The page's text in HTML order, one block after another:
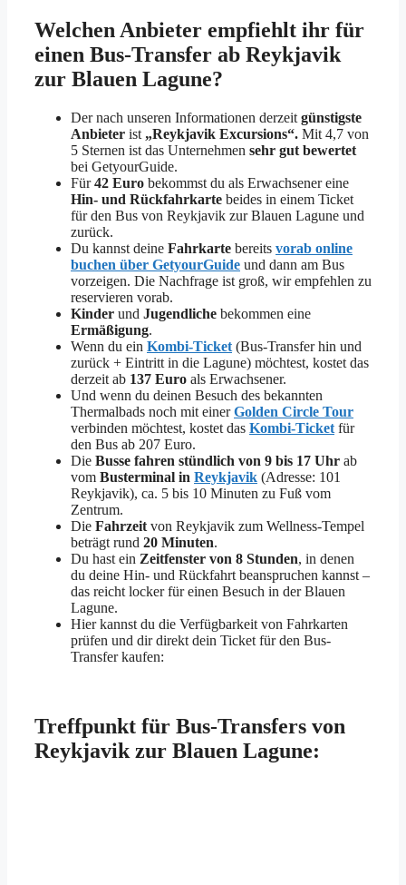
Welchen Anbieter empfiehlt ihr für
einen Bus-Transfer ab Reykjavik
zur Blauen Lagune?
Der nach unseren Informationen derzeit günstigste
Anbieter ist „Reykjavik Excursions“. Mit 4,7 von
5 Sternen ist das Unternehmen sehr gut bewertet
bei GetyourGuide.
Für42 Euro bekommst du als Erwachsener eine
Hin- und Rückfahrkarte beides in einem Ticket
für den Bus von Reykjavik zur Blauen Lagune und
zurück.
Du kannst deine Fahrkarte bereits vorab online
buchen über GetyourGuide und dann am Bus
vorzeigen. Die Nachfrage ist groß, wir empfehlen zu
reservieren vorab.
Kinder und Jugendliche bekommen eine
Ermäßigung.
Wenn du ein Kombi-Ticket (Bus-Transfer hin und
zurück + Eintritt in die Lagune) möchtest, kostet das
derzeit ab 137 Euro als Erwachsener.
Und wenn du deinen Besuch des bekannten
Thermalbads noch mit einerGolden Circle Tour
verbinden möchtest, kostet das Kombi-Ticket für
den Bus ab 207 Euro.
Die Busse fahren stündlich von 9 bis 17 Uhr ab
vom Busterminal in Reykjavik (Adresse: 101
Reykjavik), ca. 5 bis 10 Minuten zu Fuß vom
Zentrum.
Die Fahrzeit von Reykjavik zum Wellness-Tempel
beträgt rund 20 Minuten.
Du hast ein Zeitfenster von 8 Stunden, in denen
du deine Hin- und Rückfahrt beanspruchen kannst –
das reicht locker für einen Besuch in der Blauen
Lagune.
Hier kannst du die Verfügbarkeit von Fahrkarten
prüfen und dir direkt dein Ticket für den Bus-
Transfer kaufen:
Treffpunkt für Bus-Transfers von
Reykjavik zur Blauen Lagune: